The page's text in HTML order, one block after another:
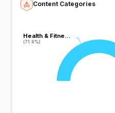
Content Categories
Health & Fitne…
(71.9%)
Health & Fitne…
(71.9%)